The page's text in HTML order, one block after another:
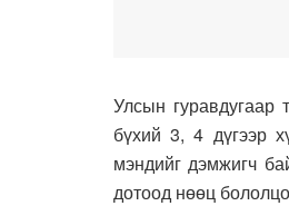
Улсын гуравдугаар
бүхий 3, 4 дүгээр
мэндийг дэмжигч
дотоод нөөц